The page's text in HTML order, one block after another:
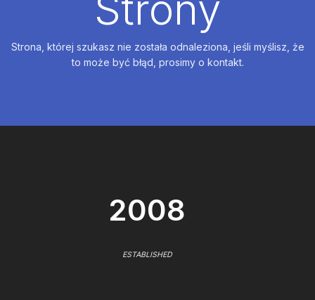
Strona, której szukasz nie została odnaleziona, jeśli myślisz, że
to może być błąd, prosimy o kontakt.
2008
ESTABLISHED